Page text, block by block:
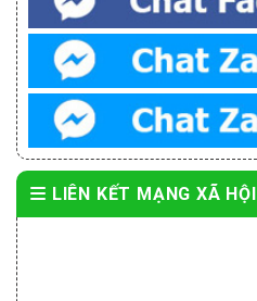
LIÊN KẾT MẠNG XÃ HỘI